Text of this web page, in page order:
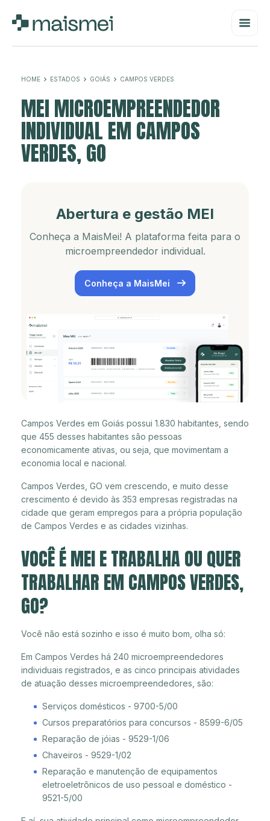
HOME ESTADOS GOIÁS CAMPOS VERDES
MEI MICROEMPREENDEDOR
INDIVIDUAL EM CAMPOS
VERDES, GO
Abertura e gestão MEI
Conheça a MaisMei! A plataforma feita para o
microempreendedor individual.
Conheça a MaisMei
Campos Verdes em Goiás possui 1.830 habitantes, sendo
que 455 desses habitantes são pessoas
economicamente ativas, ou seja, que movimentam a
economia local e nacional.
Campos Verdes, GO vem crescendo, e muito desse
crescimento é devido às 353 empresas registradas na
cidade que geram empregos para a própria população
de Campos Verdes e as cidades vizinhas.
VOCÊ É MEI E TRABALHA OU QUER
TRABALHAR EM CAMPOS VERDES,
GO?
Você não está sozinho e isso é muito bom, olha só:
Em Campos Verdes há 240 microempreendedores
individuais registrados, e as cinco principais atividades
de atuação desses microempreendedores, são:
Serviços domésticos - 9700-5/00
Cursos preparatórios para concursos - 8599-6/05
Reparação de jóias - 9529-1/06
Chaveiros - 9529-1/02
Reparação e manutenção de equipamentos
eletroeletrônicos de uso pessoal e doméstico -
9521-5/00